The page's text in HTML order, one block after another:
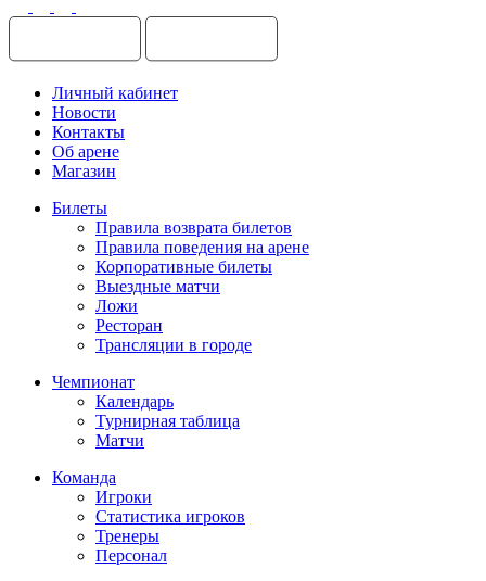
Личный кабинет
Новости
Контакты
Об арене
Магазин
Билеты
Правила возврата билетов
Правила поведения на арене
Корпоративные билеты
Выездные матчи
Ложи
Ресторан
Трансляции в городе
Чемпионат
Календарь
Турнирная таблица
Матчи
Команда
Игроки
Статистика игроков
Тренеры
Персонал